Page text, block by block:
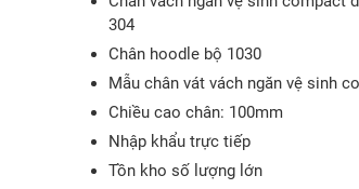
304
Chân hoodle bộ 1030
Mẫu chân vát vách ngăn vệ sinh
Chiều cao chân: 100mm
Nhập khẩu trực tiếp
Tồn kho số lượng lớn